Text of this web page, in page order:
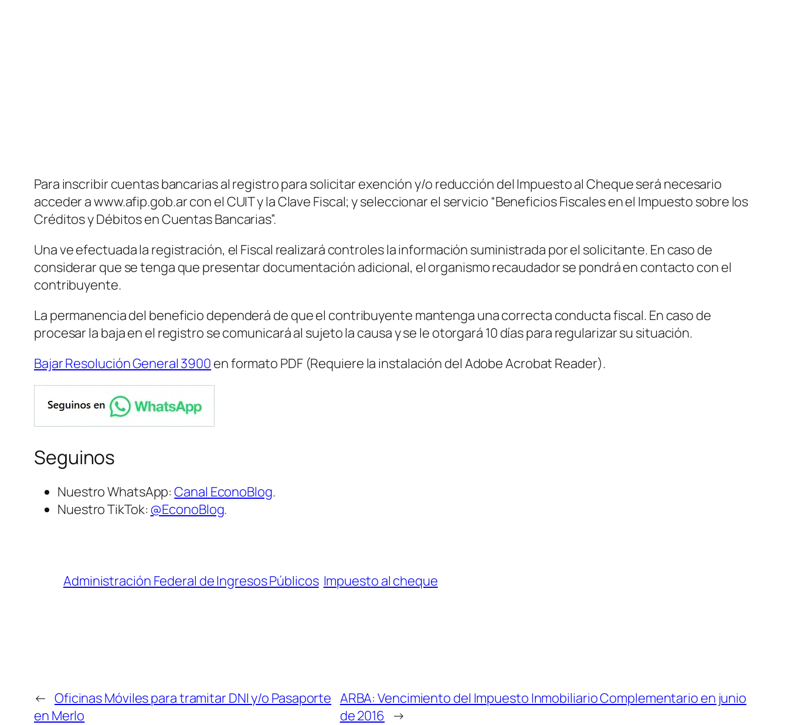
Para inscribir cuentas bancarias al registro para solicitar exención y/o reducción del Impuesto al Cheque será necesario
acceder a www.afip.gob.ar con el CUIT y la Clave Fiscal; y seleccionar el servicio “Beneficios Fiscales en el Impuesto sobre los
Créditos y Débitos en Cuentas Bancarias”.
Una ve efectuada la registración, el Fiscal realizará controles la información suministrada por el solicitante. En caso de
considerar que se tenga que presentar documentación adicional, el organismo recaudador se pondrá en contacto con el
contribuyente.
La permanencia del beneficio dependerá de que el contribuyente mantenga una correcta conducta fiscal. En caso de
procesar la baja en el registro se comunicará al sujeto la causa y se le otorgará 10 días para regularizar su situación.
Bajar Resolución General 3900 en formato PDF (Requiere la instalación del Adobe Acrobat Reader).
Seguinos
Nuestro WhatsApp:Canal EconoBlog.
Nuestro TikTok: @EconoBlog.
Administración Federal de Ingresos Públicos Impuesto al cheque
← Oficinas Móviles para tramitar DNI y/o Pasaporte
en Merlo
ARBA: Vencimiento del Impuesto Inmobiliario Complementario en junio
de 2016 →